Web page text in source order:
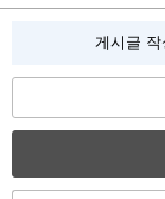
게시글 작